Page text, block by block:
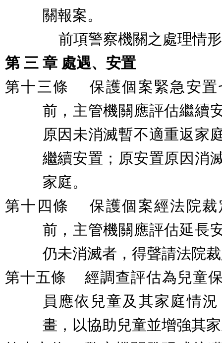
關報案。
前項警察機關之處理情
第 三 章 處遇、安置
第十三條
保護個案緊急安
前，主管機關應評估繼續
原因未消滅暫不適重返家
繼續安置；原安置原因消
家庭。
第十四條
保護個案經法院
前，主管機關應評估延長
仍未消滅者，得聲請法院
第十五條
經調查評估為兒童
員應依兒童及其家庭情
畫，以協助兒童並增強其